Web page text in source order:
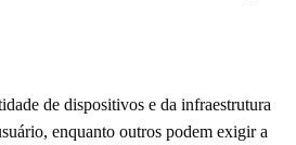
de dispositivos e da infraestrutura
enquanto outros podem exigir a